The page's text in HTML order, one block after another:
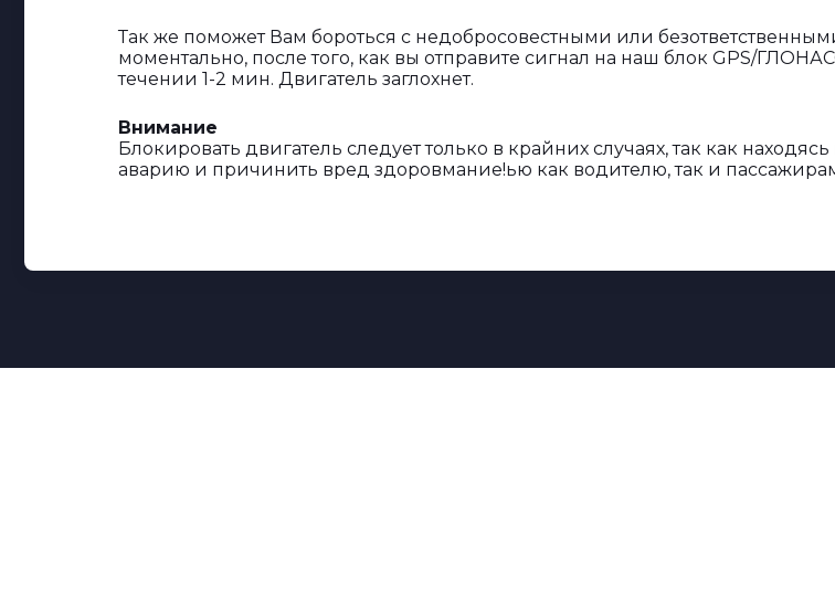
Так же поможет Вам бороться с недобросовестными или
моментально, после того, как вы отправите сигнал на наш блок GPS/
течении 1-2 мин. Двигатель заглохнет.
Внимание
Блокировать двигатель следует только в крайних случаях, так как
аварию и причинить вред здоровмание!ью как водителю, так и